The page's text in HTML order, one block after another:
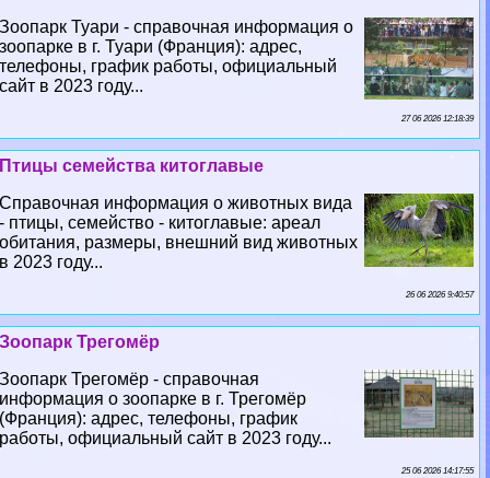
Зоопарк Туари - справочная информация о
зоопарке в г. Туари (Франция): адрес,
телефоны, график работы, официальный
сайт в 2023 году...
27 06 2026 12:18:39
Птицы семейства китоглавые
Справочная информация о животных вида
- птицы, семейство - китоглавые: ареал
обитания, размеры, внешний вид животных
в 2023 году...
26 06 2026 9:40:57
Зоопарк Трегомёр
Зоопарк Трегомёр - справочная
информация о зоопарке в г. Трегомёр
(Франция): адрес, телефоны, график
работы, официальный сайт в 2023 году...
25 06 2026 14:17:55